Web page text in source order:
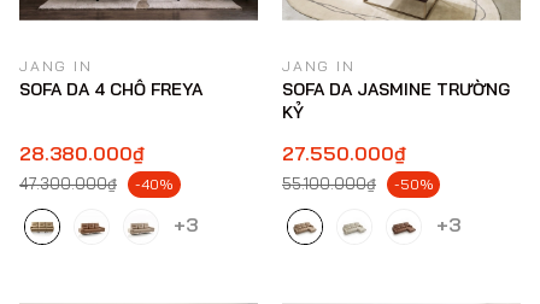
JANG IN
SOFA DA 4 CHỖ FREYA
28.380.000₫
47.300.000₫ -40%
+3
JANG IN
SOFA DA JASMINE TRƯỜNG
KỶ
27.550.000₫
55.100.000₫ -50%
+3